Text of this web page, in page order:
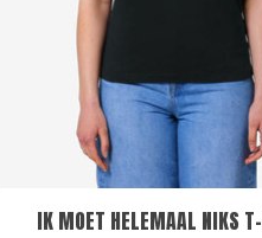
IK MOET HELEMAAL NIKS